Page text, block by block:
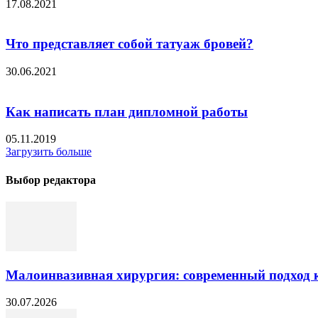
17.08.2021
Что представляет собой татуаж бровей?
30.06.2021
Как написать план дипломной работы
05.11.2019
Загрузить больше
Выбор редактора
Малоинвазивная хирургия: современный подход
30.07.2026